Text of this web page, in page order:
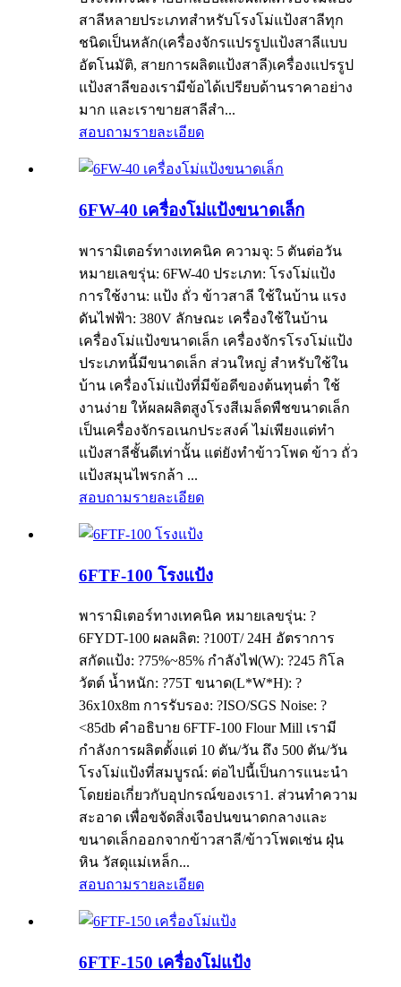
สาลีหลายประเภทสำหรับโรงโม่แป้งสาลีทุก
ชนิดเป็นหลัก(เครื่องจักรแปรรูปแป้งสาลีแบบ
อัตโนมัติ, สายการผลิตแป้งสาลี)เครื่องแปรรูป
แป้งสาลีของเรามีข้อได้เปรียบด้านราคาอย่าง
มาก และเราขายสาลีสำ...
สอบถามรายละเอียด
6FW-40 เครื่องโม่แป้งขนาดเล็ก
พารามิเตอร์ทางเทคนิค ความจุ: 5 ตันต่อวัน
หมายเลขรุ่น: 6FW-40 ประเภท: โรงโม่แป้ง
การใช้งาน: แป้ง ถั่ว ข้าวสาลี ใช้ในบ้าน แรง
ดันไฟฟ้า: 380V ลักษณะ เครื่องใช้ในบ้าน
เครื่องโม่แป้งขนาดเล็ก เครื่องจักรโรงโม่แป้ง
ประเภทนี้มีขนาดเล็ก ส่วนใหญ่ สำหรับใช้ใน
บ้าน เครื่องโม่แป้งที่มีข้อดีของต้นทุนต่ำ ใช้
งานง่าย ให้ผลผลิตสูงโรงสีเมล็ดพืชขนาดเล็ก
เป็นเครื่องจักรอเนกประสงค์ ไม่เพียงแต่ทำ
แป้งสาลีชั้นดีเท่านั้น แต่ยังทำข้าวโพด ข้าว ถั่ว
แป้งสมุนไพรกล้า ...
สอบถามรายละเอียด
6FTF-100 โรงแป้ง
พารามิเตอร์ทางเทคนิค หมายเลขรุ่น: ?
6FYDT-100 ผลผลิต: ?100T/ 24H อัตราการ
สกัดแป้ง: ?75%~85% กำลังไฟ(W): ?245 กิโล
วัตต์ น้ำหนัก: ?75T ขนาด(L*W*H): ?
36x10x8m การรับรอง: ?ISO/SGS Noise: ?
<85db คำอธิบาย 6FTF-100 Flour Mill เรามี
กำลังการผลิตตั้งแต่ 10 ตัน/วัน ถึง 500 ตัน/วัน
โรงโม่แป้งที่สมบูรณ์: ต่อไปนี้เป็นการแนะนำ
โดยย่อเกี่ยวกับอุปกรณ์ของเรา1. ส่วนทำความ
สะอาด เพื่อขจัดสิ่งเจือปนขนาดกลางและ
ขนาดเล็กออกจากข้าวสาลี/ข้าวโพดเช่น ฝุ่น
หิน วัสดุแม่เหล็ก...
สอบถามรายละเอียด
6FTF-150 เครื่องโม่แป้ง